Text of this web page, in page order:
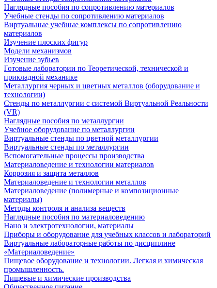
Наглядные пособия по сопротивлению материалов
Учебные стенды по сопротивлению материалов
Виртуальные учебные комплексы по сопротивлению
материалов
Изучение плоских фигур
Модели механизмов
Изучение зубьев
Готовые лаборатории по Теоретической, технической и
прикладной механике
Металлургия черных и цветных металлов (оборудование и
технологии)
Cтенды по металлургии с системой Виртуальной Реальности
(VR)
Наглядные пособия по металлургии
Учебное оборудование по металлургии
Виртуальные стенды по цветной металлургии
Виртуальные стенды по металлургии
Вспомогательные процессы производства
Материаловедение и технологии материалов
Коррозия и защита металлов
Материаловедение и технологии металлов
Материаловедение (полимерные и композиционные
материалы)
Методы контроля и анализа веществ
Наглядные пособия по материаловедению
Нано и электротехнологии, материалы
Приборы и оборудование для учебных классов и лабораторий
Виртуальные лабораторные работы по дисциплине
«Материаловедение»
Пищевое оборудование и технологии. Легкая и химическая
промышленность.
Пищевые и химические производства